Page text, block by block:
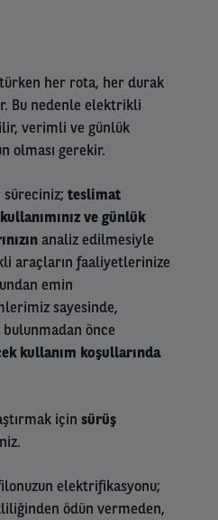
her rota, her durak
Bu nedenle elektrikli
verimli ve günlük
olması gerekir.
süreciniz; teslimat
ve günlük
analiz edilmesiyle
araçların faaliyetlerinize
emin
sayesinde,
önce
kullanım koşullarında
için sürüş
elektrifikasyonu;
ödün vermeden,